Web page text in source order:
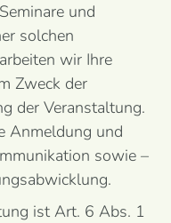
und
solchen
wir Ihre
Zweck der
der Veranstaltung.
Anmeldung und
sowie –
ist Art. 6 Abs. 1